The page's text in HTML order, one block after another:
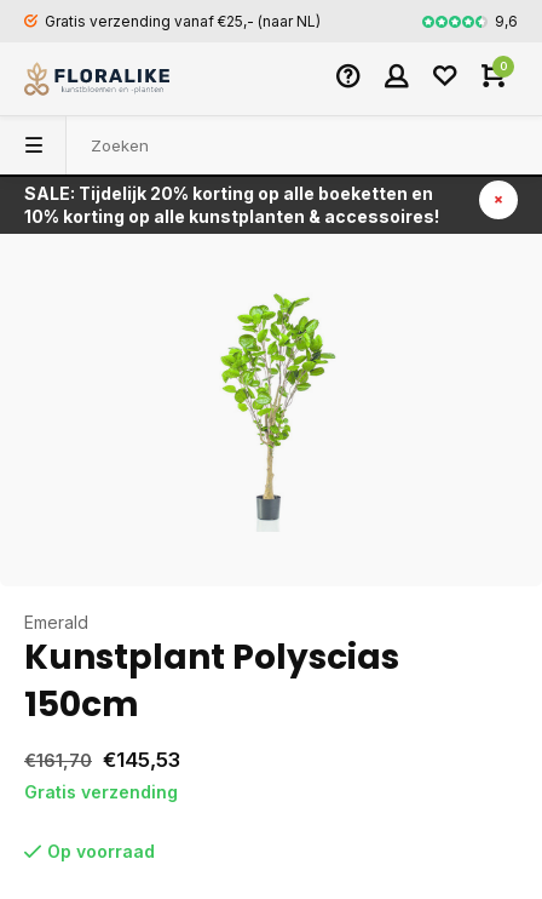
Gratis verzending vanaf €25,- (naar NL) Snel en9,6
0
SALE: Tijdelijk 20% korting op alle boeketten en
10% korting op alle kunstplanten & accessoires!
Terug
Emerald
Kunstplant Polyscias
150cm
€161,70 €145,53
Gratis verzending
Op voorraad